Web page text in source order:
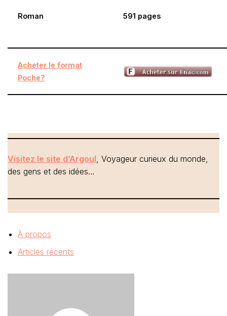
Roman 591 pages
Acheter le format
Poche?
Visitez le site d’Argoul, Voyageur curieux du monde,
des gens et des idées…
À propos
Articles récents